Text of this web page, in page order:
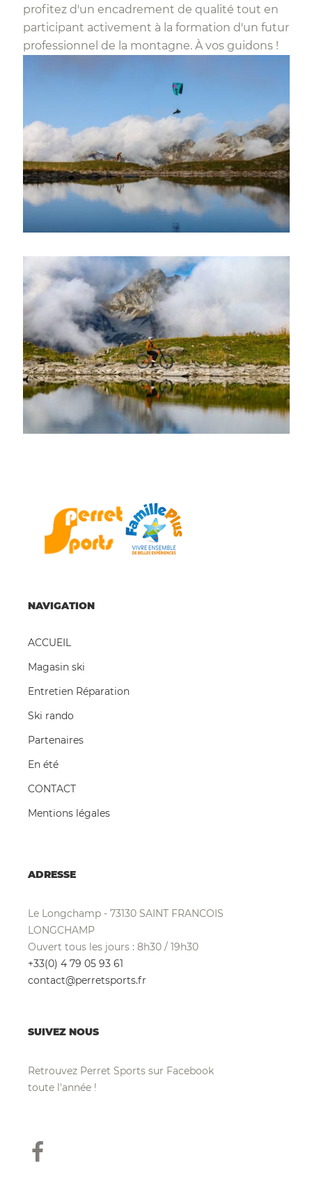
profitez d'un encadrement de qualité tout en
participant activement à la formation d'un futur
professionnel de la montagne. À vos guidons !
NAVIGATION
ACCUEIL
Magasin ski
Entretien Réparation
Ski rando
Partenaires
En été
CONTACT
Mentions légales
ADRESSE
Le Longchamp - 73130 SAINT FRANCOIS
LONGCHAMP
Ouvert tous les jours : 8h30 / 19h30
+33(0) 4 79 05 93 61
contact@perretsports.fr
SUIVEZ NOUS
Retrouvez Perret Sports sur Facebook
toute l'année !